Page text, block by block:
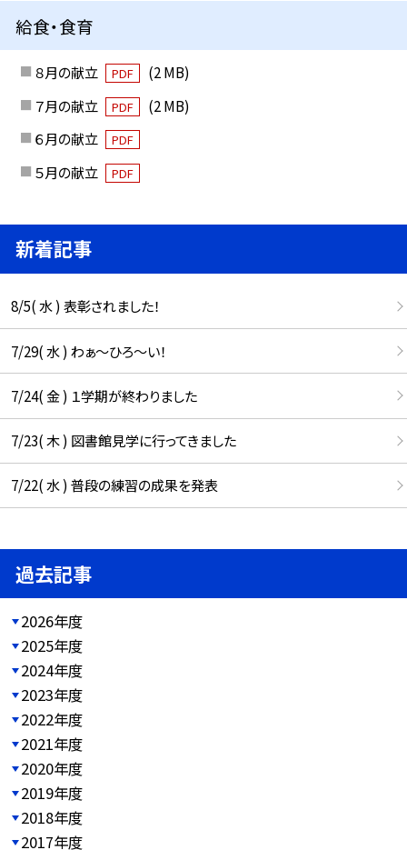
給食・食育
８月の献立 PDF
(2 MB)
７月の献立
PDF
(2 MB)
６月の献立
PDF
５月の献立 PDF
新着記事
8/5( 水 ) 表彰されました！
7/29( 水 ) わぁ～ひろ～い！
7/24( 金 ) １学期が終わりました
7/23( 木 ) 図書館見学に行ってきました
7/22( 水 ) 普段の練習の成果を発表
過去記事
2026年度
2025年度
2024年度
2023年度
2022年度
2021年度
2020年度
2019年度
2018年度
2017年度